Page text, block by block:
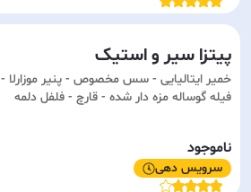
پیتزا سیر و استیک
خمیر ایتالیایی - سس مخصوص - پنیر موزارلا -
فیله گوساله مزه دار شده - قارچ - فلفل دلمه
ناموجود
سرویس دهی